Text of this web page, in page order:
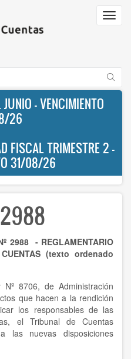
- VENCIMIENTO
26
FISCAL TRIMESTRE 2 -
31/08/26
2988 - REGLAMENTARIO
(texto ordenado
8706, de Administración
que hacen a la rendición
los responsables de las
el Tribunal de Cuentas
las nuevas disposiciones